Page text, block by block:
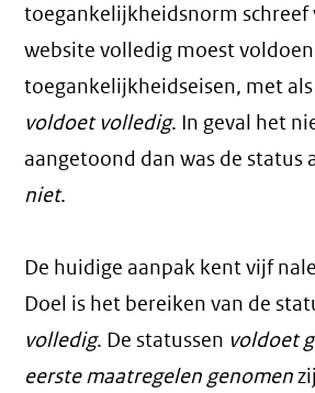
toegankelijkheidsnorm schreef
website volledig moest
toegankelijkheidseisen, met
voldoet volledig. In geval het
aangetoond dan was de status
niet.
De huidige aanpak kent vijf
Doel is het bereiken van de
volledig. De statussen voldoet
eerste maatregelen genomen